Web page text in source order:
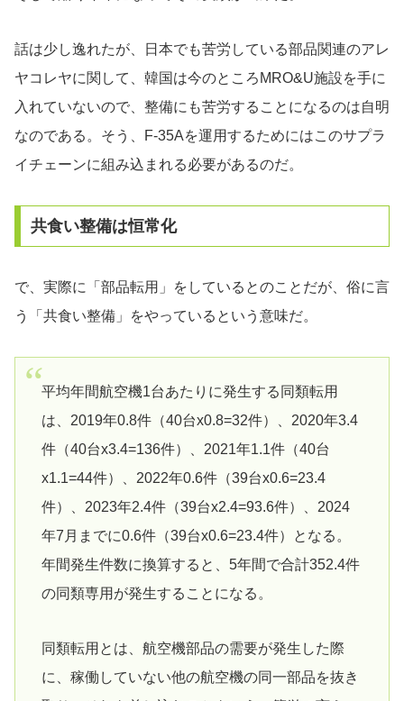
話は少し逸れたが、日本でも苦労している部品関連のアレ
ヤコレヤに関して、韓国は今のところMRO&U施設を手に
入れていないので、整備にも苦労することになるのは自明
なのである。そう、F-35Aを運用するためにはこのサプラ
イチェーンに組み込まれる必要があるのだ。
共食い整備は恒常化
で、実際に「部品転用」をしているとのことだが、俗に言
う「共食い整備」をやっているという意味だ。
平均年間航空機1台あたりに発生する同類転用
は、2019年0.8件（40台x0.8=32件）、2020年3.4
件（40台x3.4=136件）、2021年1.1件（40台
x1.1=44件）、2022年0.6件（39台x0.6=23.4
件）、2023年2.4件（39台x2.4=93.6件）、2024
年7月までに0.6件（39台x0.6=23.4件）となる。
年間発生件数に換算すると、5年間で合計352.4件
の同類専用が発生することになる。
同類転用とは、航空機部品の需要が発生した際
に、稼働していない他の航空機の同一部品を抜き